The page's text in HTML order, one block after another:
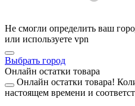
Не смогли определить ваш
или используете vpn
Выбрать город
Онлайн остатки товара
Онлайн остатки товара!
настоящем времени и